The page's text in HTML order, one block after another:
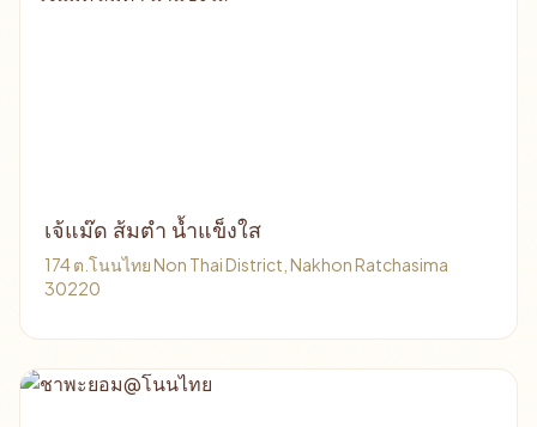
เจ้แม๊ด ส้มตำ น้ำแข็งใส
174 ต.โนนไทย Non Thai District, Nakhon Ratchasima
30220